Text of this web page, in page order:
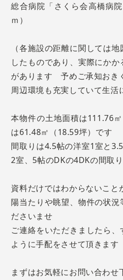
総合病院「さくら会高橋病
ｍ）
（各施設の距離に関しては
したものであり、実際にか
があります 予めご承知おき
周辺環境も充実していて生活
本物件の土地面積は111.76
は61.48㎡（18.59坪）です
間取りは4.5帖の洋室1室と
2室、5帖のDKの4DKの間取
資料だけではわからないこと
陽当たりや眺望、物件の状況
ださいませ
ご連絡をいただきましたら
ように手配をさせて頂きます
まずはお気軽にお問い合わせ